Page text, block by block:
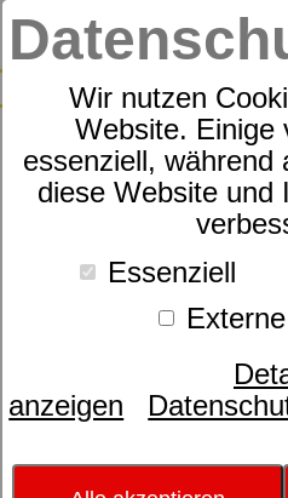
Wir nutzen
Website. Einige
essenziell, während
diese Website und
Essenziell
anzeigen
Produkte Matratzen
dormabell
dormabell Sprinx –
Sie lieben – Technik,
Innovativer 1.000er
speziell zoniert.
Multizonen-
hochelastischem,
Komfortschaum. Die
elastisch fixiert und
„selbstregulierende“
Sitzkante ergänzt den